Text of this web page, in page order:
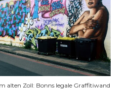
alten Zoll: Bonns legale Graffitiwand